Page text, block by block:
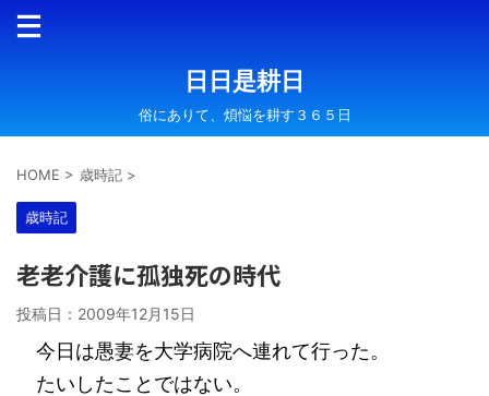
日日是耕日
俗にありて、煩悩を耕す３６５日
HOME > 歳時記 >
歳時記
老老介護に孤独死の時代
投稿日： 2009年12月15日
今日は愚妻を大学病院へ連れて行った。
たいしたことではない。